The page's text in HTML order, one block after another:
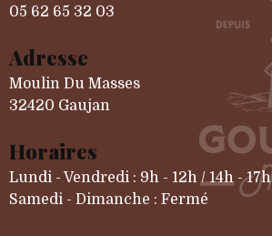
05 62 65 32 03
Adresse
Moulin Du Masses
32420 Gaujan
Horaires
Lundi - Vendredi : 9h - 12h / 14h - 17h
Samedi - Dimanche : Fermé